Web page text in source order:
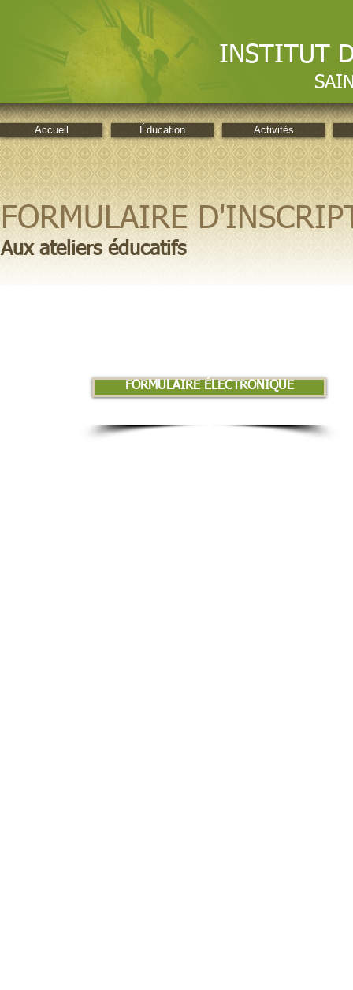
INSTITUT
Accueil Éducation Activités
FORMULAIRE
Aux ateliers éducatifs
FORMULAIRE ÉLECTRONIQUE